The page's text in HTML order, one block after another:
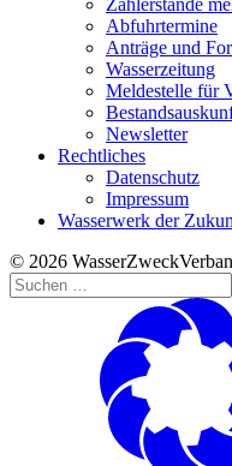
Abfuhrtermine
Anträge und
Wasserzeitung
Meldestelle für
Newsletter
Rechtliches
Datenschutz
Impressum
Wasserwerk der
© 2026